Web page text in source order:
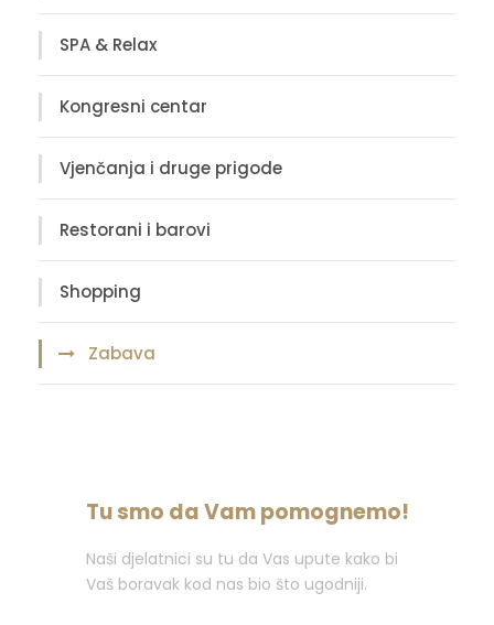
SPA & Relax
Kongresni centar
Vjenčanja i druge prigode
Restorani i barovi
Shopping
Zabava
Tu smo da Vam pomognemo!
Naši djelatnici su tu da Vas upute kako bi
Vaš boravak kod nas bio što ugodniji.